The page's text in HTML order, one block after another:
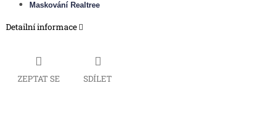
Maskování Realtree
Detailní informace
ZEPTAT SE SDÍLET